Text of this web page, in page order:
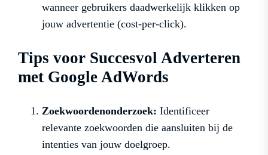
wanneer gebruikers daadwerkelijk klikken op
jouw advertentie (cost-per-click).
Tips voor Succesvol Adverteren
met Google AdWords
Zoekwoordenonderzoek: Identificeer
relevante zoekwoorden die aansluiten bij de
intenties van jouw doelgroep.